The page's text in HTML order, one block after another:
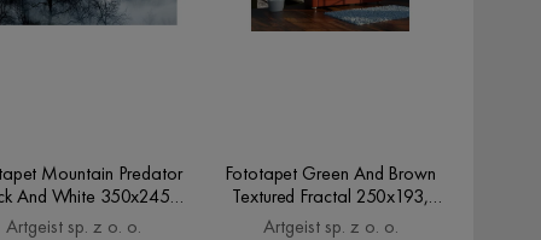
Mountain Predator
And White 350x245,
Artgeist sp. z o. o.
Artgeist sp. z o. o.
Fototapet Green And Brown
Textured Fractal 250x193,
Artgeist sp. z o. o.
Artgeist sp. z o. o.